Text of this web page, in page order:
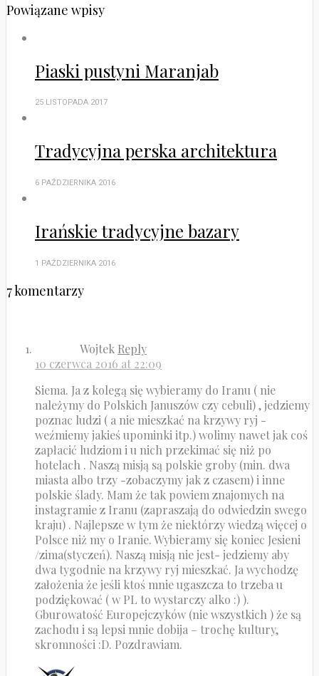
Powiązane wpisy
Piaski pustyni Maranjab
25 LISTOPADA 2017
Tradycyjna perska architektura
6 PAŹDZIERNIKA 2016
Irańskie tradycyjne bazary
1 PAŹDZIERNIKA 2016
7 komentarzy
Wojtek Reply
10 czerwca 2016 at 22:09
Siema. Ja z kolegą się wybieramy do Iranu ( nie
należymy do Polskich Januszów czy cebuli) , jedziemy
poznac ludzi ( a nie mieszkać na krzywy ryj -
weźmiemy jakieś upominki itp.) wolimy nawet jak coś
zapłacić ludziom i u nich przekimać się niż po
hotelach . Naszą misją są polskie groby (min. dwa
miasta albo trzy -zobaczymy jak z czasem) i inne
polskie ślady. Mam że tak powiem znajomych na
instagramie z Iranu (zapraszają do odwiedzin swego
kraju) . Najlepsze w tym że niektórzy wiedzą więcej o
Polsce niż my o Iranie. Wybieramy się koniec Jesieni
/zima(styczeń). Naszą misją nie jest- jedziemy aby
dwa tygodnie na krzywy ryj mieszkać. Ja wychodzę
założenia że jeśli ktoś mnie ugaszcza to trzeba u
podziękować ( w PL to wystarczy alko :) ).
Gburowatość Europejczyków (nie wszystkich ) że są
zachodu i są lepsi mnie dobija – trochę kultury,
skromności :D. Pozdrawiam.